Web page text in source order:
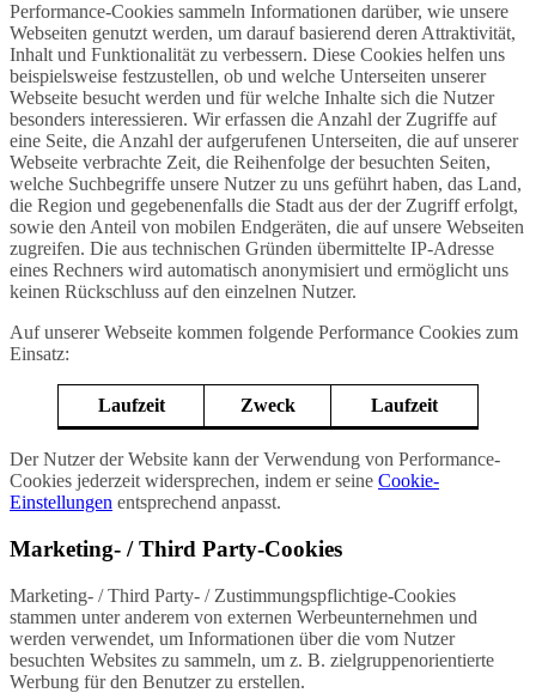
Performance-Cookies sammeln Informationen darüber, wie unsere
Webseiten genutzt werden, um darauf basierend deren Attraktivität,
Inhalt und Funktionalität zu verbessern. Diese Cookies helfen uns
beispielsweise festzustellen, ob und welche Unterseiten unserer
Webseite besucht werden und für welche Inhalte sich die Nutzer
besonders interessieren. Wir erfassen die Anzahl der Zugriffe auf
eine Seite, die Anzahl der aufgerufenen Unterseiten, die auf unserer
Webseite verbrachte Zeit, die Reihenfolge der besuchten Seiten,
welche Suchbegriffe unsere Nutzer zu uns geführt haben, das Land,
die Region und gegebenenfalls die Stadt aus der der Zugriff erfolgt,
sowie den Anteil von mobilen Endgeräten, die auf unsere Webseiten
zugreifen. Die aus technischen Gründen übermittelte IP-Adresse
eines Rechners wird automatisch anonymisiert und ermöglicht uns
keinen Rückschluss auf den einzelnen Nutzer.
Auf unserer Webseite kommen folgende Performance Cookies zum
Einsatz:
Laufzeit Zweck Laufzeit
Der Nutzer der Website kann der Verwendung von Performance-
Cookies jederzeit widersprechen, indem er seine Cookie-
Einstellungen entsprechend anpasst.
Marketing- / Third Party-Cookies
Marketing- / Third Party- / Zustimmungspflichtige-Cookies
stammen unter anderem von externen Werbeunternehmen und
werden verwendet, um Informationen über die vom Nutzer
besuchten Websites zu sammeln, um z. B. zielgruppenorientierte
Werbung für den Benutzer zu erstellen.